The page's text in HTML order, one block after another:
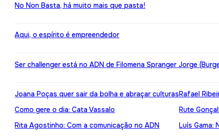
No Non Basta, há muito mais que pasta!
Aqui, o espírito é empreendedor
Ser challenger está no ADN de Filomena Spranger Jorge
Joana Poças quer sair da bolha e abraçar culturas
Como gere o dia: Cata Vassalo
Rita Agostinho: Com a comunicação no ADN
Rafael
Rute
Luís Gama: